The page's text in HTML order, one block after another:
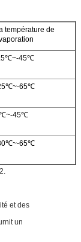
température de
45℃
65℃
45℃
65℃
et des
un